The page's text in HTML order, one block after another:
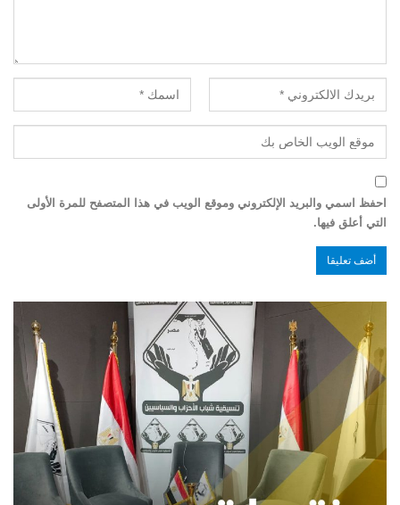
احفظ اسمي والبريد الإلكتروني وموقع الويب في هذا المتصفح للمرة الأولى
التي أعلق فيها.